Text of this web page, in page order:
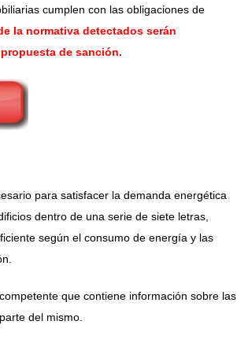
cumplen con las obligaciones de
la normativa detectados serán
de sanción.
para satisfacer la demanda energética
dentro de una serie de siete letras,
según el consumo de energía y las
que contiene información sobre las
del mismo.